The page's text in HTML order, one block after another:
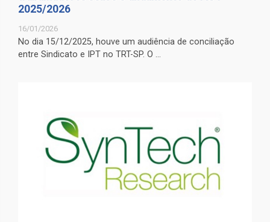
2025/2026
16/01/2026
No dia 15/12/2025, houve um audiência de conciliação
entre Sindicato e IPT no TRT-SP. O ...